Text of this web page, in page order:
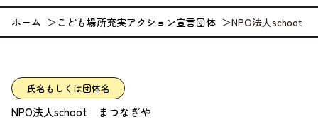
ホーム こども場所充実アクション宣言団体 NPO法人schoot
氏名もしくは団体名
NPO法人schoot まつなぎや